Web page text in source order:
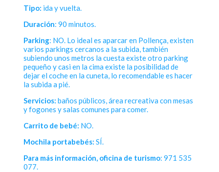
Tipo: ida y vuelta.
Duración: 90 minutos.
Parking: NO. Lo ideal es aparcar en Pollença, existen
varios parkings cercanos a la subida, también
subiendo unos metros la cuesta existe otro parking
pequeño y casi en la cima existe la posibilidad de
dejar el coche en la cuneta, lo recomendable es hacer
la subida a pié.
Servicios: baños públicos, área recreativa con mesas
y fogones y salas comunes para comer.
Carrito de bebé: NO.
Mochila portabebés: SÍ.
Para más información, oficina de turismo: 971 535
077.